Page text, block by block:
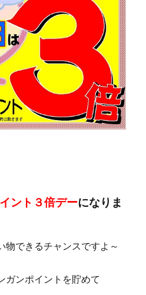
ント３倍デーになりま
物できるチャンスですよ～
ガンポイントを貯めて